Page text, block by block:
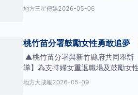
攜手嘉大有
地方三星傳媒2026-05-06
桃竹苗分署鼓勵女性勇敢追夢
▲桃竹苗分署與新竹縣府共同舉辦
導】為支持婦女重返職場及鼓勵女
親節 前夕邀請
地方大成報2026-05-09